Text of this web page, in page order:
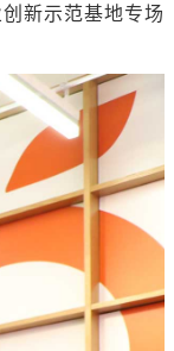
新示范基地专场